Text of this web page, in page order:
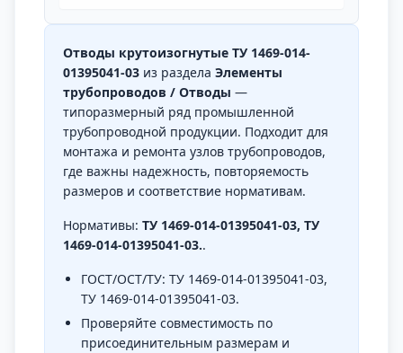
Отводы крутоизогнутые ТУ 1469-014-
01395041-03 из раздела Элементы
трубопроводов / Отводы —
типоразмерный ряд промышленной
трубопроводной продукции. Подходит для
монтажа и ремонта узлов трубопроводов,
где важны надежность, повторяемость
размеров и соответствие нормативам.
Нормативы: ТУ 1469-014-01395041-03, ТУ
1469-014-01395041-03..
ГОСТ/ОСТ/ТУ: ТУ 1469-014-01395041-03,
ТУ 1469-014-01395041-03.
Проверяйте совместимость по
присоединительным размерам и